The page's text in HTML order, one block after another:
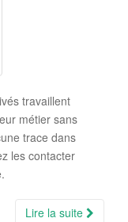
travaillent
métier sans
trace dans
les contacter
Lire la suite